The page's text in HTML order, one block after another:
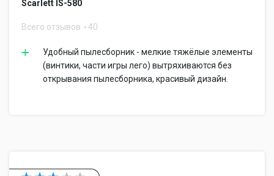
Scarlett IS-580
Всего отзывов 40
Удобный пылесборник - мелкие тяжёлые элементы
(винтики, части игры лего) вытряхиваются без
открывания пылесборника, красивый дизайн.